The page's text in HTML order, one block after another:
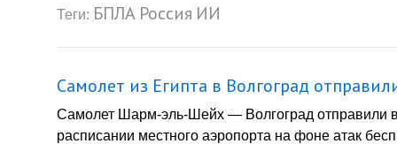
Теги: БПЛА Россия ИИ
Самолет из Египта в Волгоград
Самолет Шарм-эль-Шейх — Волгоград отправили
расписании местного аэропорта на фоне атак